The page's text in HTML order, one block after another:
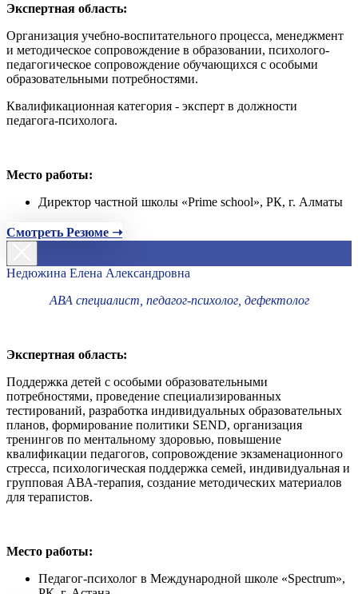
Экспертная область:
Организация учебно-воспитательного процесса, менеджмент
и методическое сопровождение в образовании, психолого-
педагогическое сопровождение обучающихся с особыми
образовательными потребностями.
Квалификационная категория - эксперт в должности
педагога-психолога.
Место работы:
Директор частной школы «Prime school», РК, г. Алматы
Смотреть Резюме ➝
Недюжина Елена Александровна
АВА специалист, педагог-психолог, дефектолог
Экспертная область:
Поддержка детей с особыми образовательными
потребностями, проведение специализированных
тестирований, разработка индивидуальных образовательных
планов, формирование политики SEND, организация
тренингов по ментальному здоровью, повышение
квалификации педагогов, сопровождение экзаменационного
стресса, психологическая поддержка семей, индивидуальная и
групповая АВА-терапия, создание методических материалов
для терапистов.
Место работы:
Педагог-психолог в Международной школе «Spectrum»,